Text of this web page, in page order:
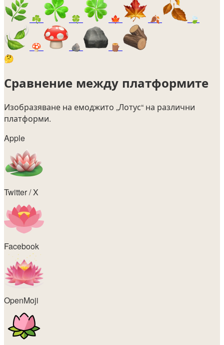
☘️ 🍀 🍁 🍂 🍃
🍄 🪨
🪵
🤔
Сравнение между платформите
Изобразяване на емоджито „Лотус“ на различни
платформи.
Apple
Twitter / X
Facebook
OpenMoji